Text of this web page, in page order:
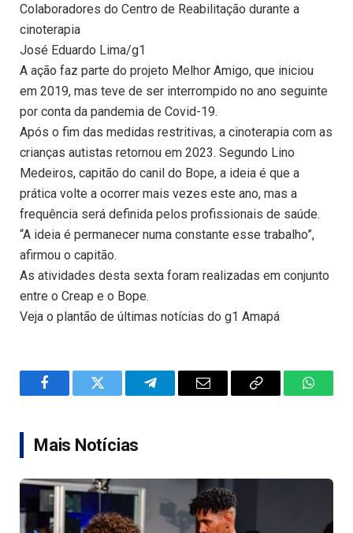
Colaboradores do Centro de Reabilitação durante a
cinoterapia
José Eduardo Lima/g1
A ação faz parte do projeto Melhor Amigo, que iniciou
em 2019, mas teve de ser interrompido no ano seguinte
por conta da pandemia de Covid-19.
Após o fim das medidas restritivas, a cinoterapia com as
crianças autistas retornou em 2023. Segundo Lino
Medeiros, capitão do canil do Bope, a ideia é que a
prática volte a ocorrer mais vezes este ano, mas a
frequência será definida pelos profissionais de saúde.
“A ideia é permanecer numa constante esse trabalho”,
afirmou o capitão.
As atividades desta sexta foram realizadas em conjunto
entre o Creap e o Bope.
Veja o plantão de últimas notícias do g1 Amapá
FacebookTwitter TelegramEmail
Copy
Mais Notícias